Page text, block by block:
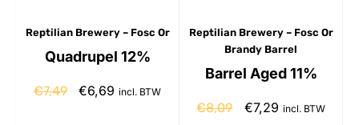
Reptilian Brewery – Fosc Or
Quadrupel 12%
€7,49 €6,69 incl. BTW
Reptilian Brewery – Fosc Or
Brandy Barrel
Barrel Aged 11%
€8,09 €7,29 incl. BTW